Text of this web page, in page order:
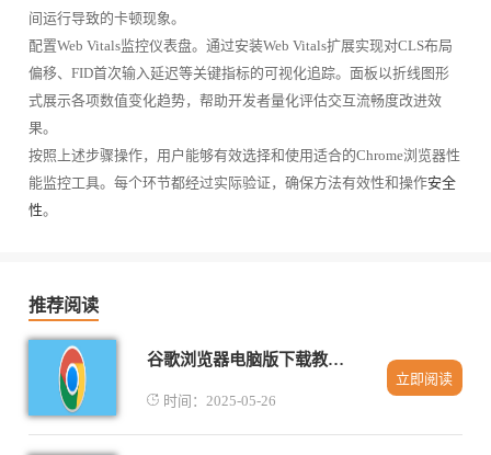
间运行导致的卡顿现象。
配置Web Vitals监控仪表盘。通过安装Web Vitals扩展实现对CLS布局
偏移、FID首次输入延迟等关键指标的可视化追踪。面板以折线图形
式展示各项数值变化趋势，帮助开发者量化评估交互流畅度改进效
果。
按照上述步骤操作，用户能够有效选择和使用适合的Chrome浏览器性
能监控工具。每个环节都经过实际验证，确保方法有效性和操作安全
性。
推荐阅读
谷歌浏览器电脑版下载教程2025
时间：2025-05-26
立即阅读